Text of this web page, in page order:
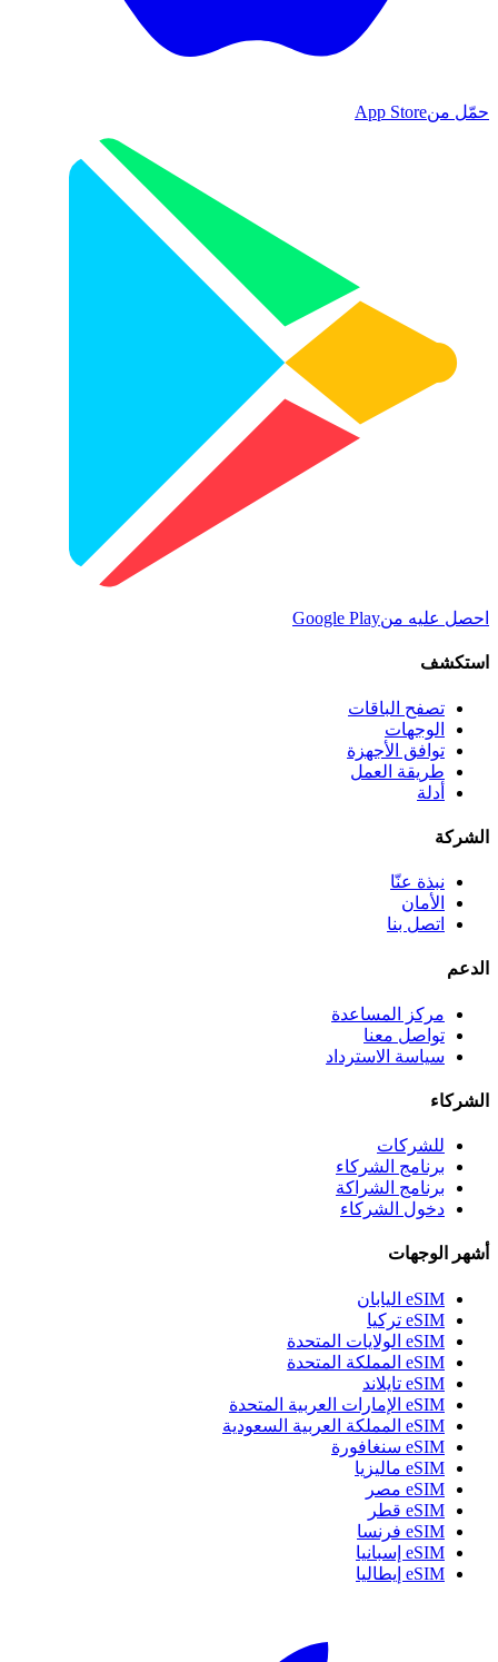
حمّل منApp Store
احصل عليه منGoogle Play
استكشف
تصفح الباقات
الوجهات
توافق الأجهزة
طريقة العمل
أدلة
الشركة
نبذة عنّا
الأمان
اتصل بنا
الدعم
مركز المساعدة
تواصل معنا
سياسة الاسترداد
الشركاء
للشركات
برنامج الشركاء
برنامج الشراكة
دخول الشركاء
أشهر الوجهات
eSIM اليابان
eSIM تركيا
eSIM الولايات المتحدة
eSIM المملكة المتحدة
eSIM تايلاند
eSIM الإمارات العربية المتحدة
eSIM المملكة العربية السعودية
eSIM سنغافورة
eSIM ماليزيا
eSIM مصر
eSIM قطر
eSIM فرنسا
eSIM إسبانيا
eSIM إيطاليا